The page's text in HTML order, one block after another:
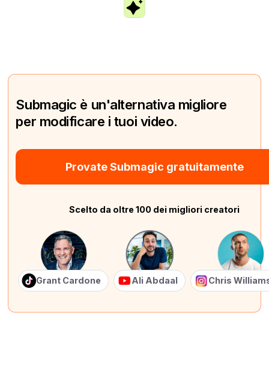
Submagic è un'alternativa migliore
per modificare i tuoi video.
Provate Submagic gratuitamente
Scelto da oltre 100 dei migliori creatori
Grant Cardone Ali Abdaal Chris